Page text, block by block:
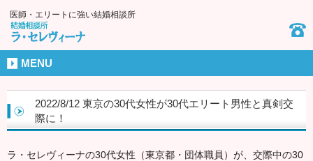
医師・エリートに強い結婚相談所
MENU
2022/8/12 東京の30代女性が30代エリート男性と真剣交
際に！
ラ・セレヴィーナの30代女性（東京都・団体職員）が、交際中の30